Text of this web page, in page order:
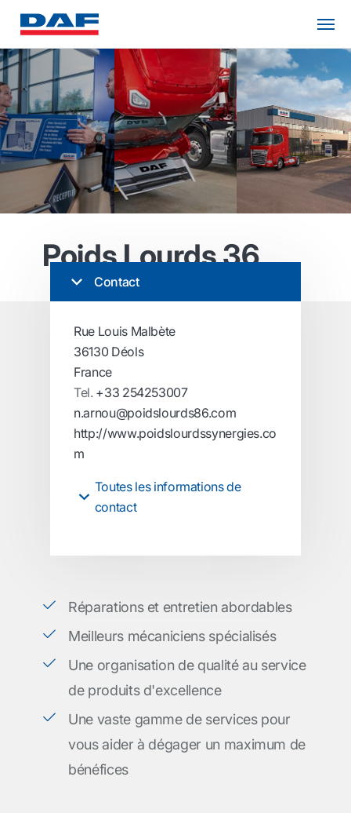
Poids Lourds 36
Contact
Rue Louis Malbète
36130 Déols
France
Tel. +33 254253007
n.arnou@poidslourds86.com
http://www.poidslourdssynergies.co
m
Toutes les informations de
contact
Réparations et entretien abordables
Meilleurs mécaniciens spécialisés
Une organisation de qualité au service
de produits d'excellence
Une vaste gamme de services pour
vous aider à dégager un maximum de
bénéfices